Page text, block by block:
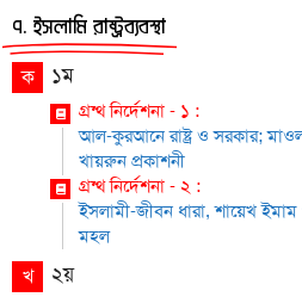
৭. ইসলামি রাষ্ট্রব্যবস্থা
ক ১ম
গ্রন্থ নির্দেশনা - ১ :
আল-কুরআনে রাষ্ট্র ও সরকার;
খায়রুন প্রকাশনী
গ্রন্থ নির্দেশনা - ২ :
ইসলামী-জীবন ধারা, শায়েখ
মহল
খ ২য়